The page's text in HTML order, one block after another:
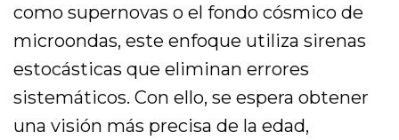
como supernovas o el fondo cósmico de
microondas, este enfoque utiliza sirenas
estocásticas que eliminan errores
sistemáticos. Con ello, se espera obtener
una visión más precisa de la edad,